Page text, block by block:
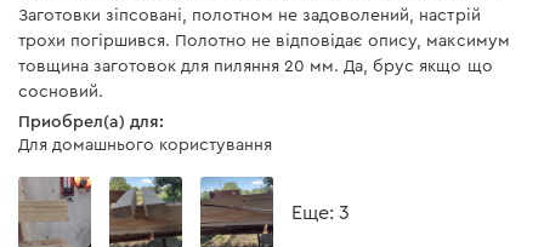
Заготовки зіпсовані, полотном не задоволений, настрій
трохи погіршився. Полотно не відповідає опису, максимум
товщина заготовок для пиляння 20 мм. Да, брус якщо що
сосновий.
Приобрел(а) для:
Для домашнього користування
Eще: 3